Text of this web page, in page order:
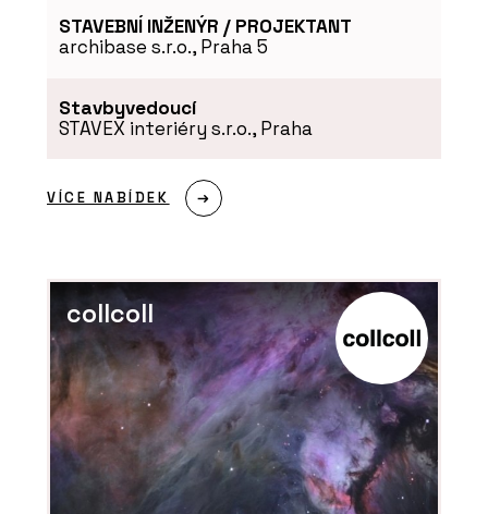
STAVEBNÍ INŽENÝR / PROJEKTANT
archibase s.r.o., Praha 5
Stavbyvedoucí
STAVEX interiéry s.r.o., Praha
VÍCE NABÍDEK
collcoll